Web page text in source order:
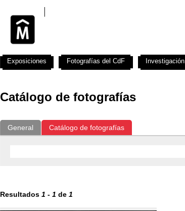
Catálogo de fotografías
General Catálogo de fotografías
Resultados 1 - 1 de 1
Exposiciones Fotografías del CdF Investigación